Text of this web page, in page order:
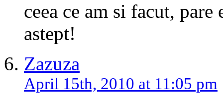
ceea ce am si facut,
astept!
Zazuza
April 15th, 2010 at 11:05 pm